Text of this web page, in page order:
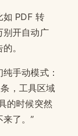
如 PDF 转
别开自动广
。
手动模式：
，工具区域
的时候突然
了。”